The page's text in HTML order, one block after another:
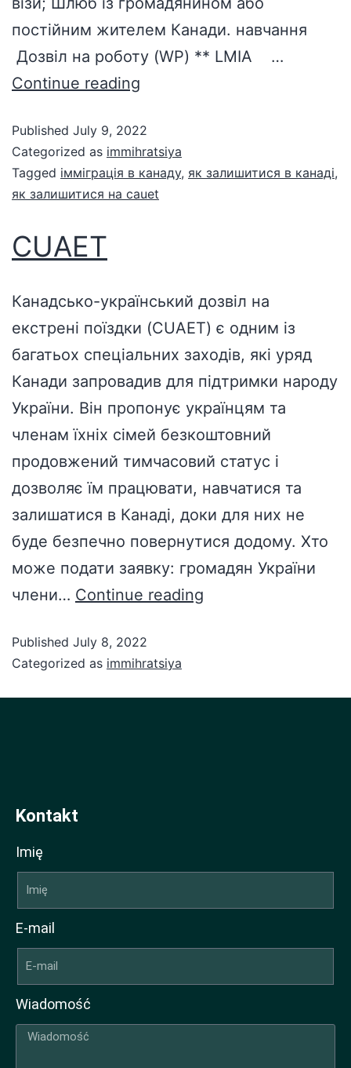
постійним жителем Канади. навчання
Дозвіл на роботу (WP) ** LMIA …
Continue reading
Published July 9, 2022
Categorized as immihratsiya
Tagged імміграція в канаду, як залишитися в канаді,
як залишитися на cauet
CUAET
Канадсько-український дозвіл на
екстрені поїздки (CUAET) є одним із
багатьох спеціальних заходів, які уряд
Канади запровадив для підтримки народу
України. Він пропонує українцям та
членам їхніх сімей безкоштовний
продовжений тимчасовий статус і
дозволяє їм працювати, навчатися та
залишатися в Канаді, доки для них не
буде безпечно повернутися додому. Хто
може подати заявку: громадян України
члени… Continue reading
Published July 8, 2022
Categorized as immihratsiya
Kontakt
Imię
E-mail
Wiadomość